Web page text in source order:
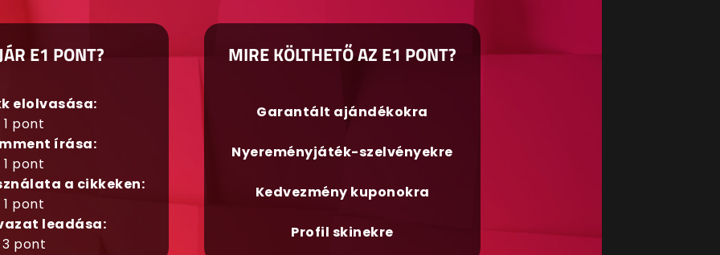
E1 PONT?
elolvasása:
1 pont
írása:
1 pont
a cikkeken:
1 pont
leadása:
3 pont
MIRE KÖLTHETŐ AZ E1 PONT?
Garantált ajándékokra
Nyereményjáték-szelvényekre
Kedvezmény kuponokra
Profil skinekre